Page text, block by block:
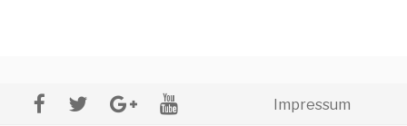
Impressum